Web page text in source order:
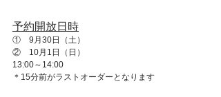
予約開放日時
①　9月30日（土）
②　10月1日（日）
13:00～14:00
＊15分前がラストオーダーとなります